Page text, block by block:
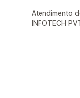
Atendimento
INFOTECH